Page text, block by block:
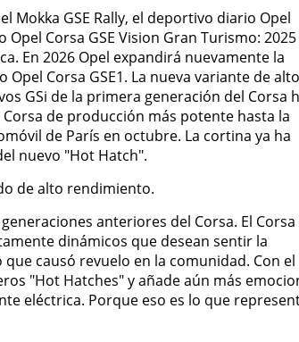
Mokka GSE Rally, el deportivo diario Opel
Corsa GSE Vision Gran Turismo: 2025
En 2026 Opel expandirá nuevamente la
Corsa GSE1. La nueva variante de alto
GSi de la primera generación del Corsa
de producción más potente hasta la
de París en octubre. La cortina ya ha
nuevo "Hot Hatch".
de alto rendimiento.
anteriores del Corsa. El Corsa
dinámicos que desean sentir la
causó revuelo en la comunidad. Con el
"Hot Hatches" y añade aún más
eléctrica. Porque eso es lo que